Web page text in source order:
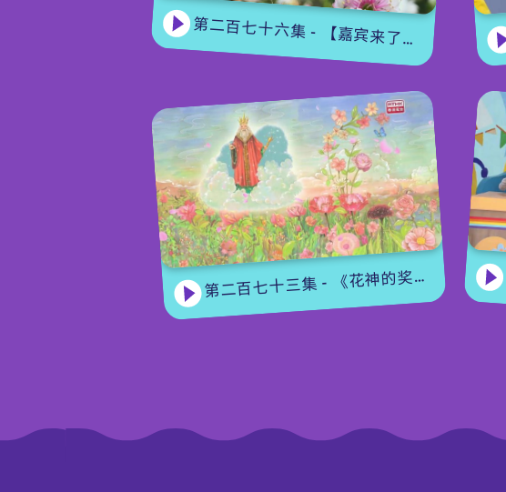
第二百七十六集 - 【嘉宾来了】 蝴蝶专家
第二百七十三集 - 《花神的奖励》上集